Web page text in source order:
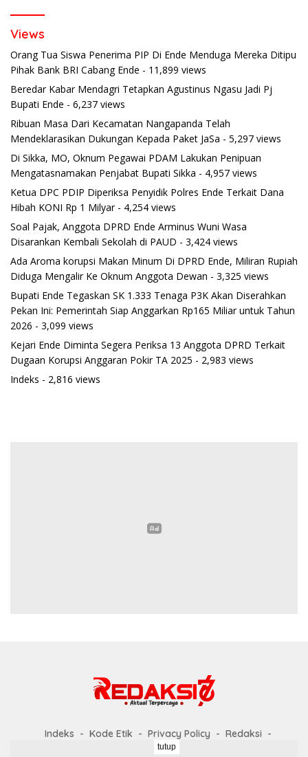
Views
Orang Tua Siswa Penerima PIP Di Ende Menduga Mereka Ditipu
Pihak Bank BRI Cabang Ende - 11,899 views
Beredar Kabar Mendagri Tetapkan Agustinus Ngasu Jadi Pj
Bupati Ende - 6,237 views
Ribuan Masa Dari Kecamatan Nangapanda Telah
Mendeklarasikan Dukungan Kepada Paket JaSa - 5,297 views
Di Sikka, MO, Oknum Pegawai PDAM Lakukan Penipuan
Mengatasnamakan Penjabat Bupati Sikka - 4,957 views
Ketua DPC PDIP Diperiksa Penyidik Polres Ende Terkait Dana
Hibah KONI Rp 1 Milyar- 4,254 views
Soal Pajak, Anggota DPRD Ende Arminus Wuni Wasa
Disarankan Kembali Sekolah di PAUD - 3,424 views
Ada Aroma korupsi Makan Minum Di DPRD Ende, Miliran Rupiah
Diduga Mengalir Ke Oknum Anggota Dewan - 3,325 views
Bupati Ende Tegaskan SK 1.333 Tenaga P3K Akan Diserahkan
Pekan Ini: Pemerintah Siap Anggarkan Rp165 Miliar untuk Tahun
2026 - 3,099 views
Kejari Ende Diminta Segera Periksa 13 Anggota DPRD Terkait
Dugaan Korupsi Anggaran Pokir TA 2025 - 2,983 views
Indeks - 2,816 views
Indeks Kode Etik Privacy Policy
Redaksi
Pedoman Media Siber
tutup